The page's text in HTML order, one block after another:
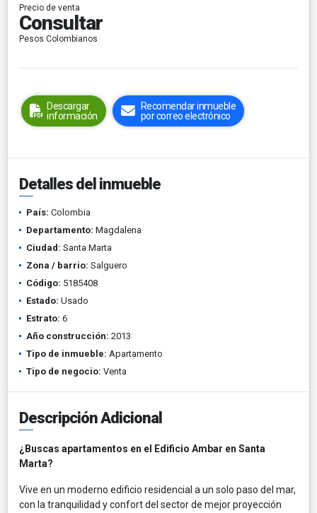
Precio de venta
Consultar
Pesos Colombianos
Descargar
información
Recomendar inmueble
por correo electrónico
Detalles del inmueble
País: Colombia
Departamento: Magdalena
Ciudad: Santa Marta
Zona / barrio: Salguero
Código: 5185408
Estado: Usado
Estrato: 6
Año construcción: 2013
Tipo de inmueble: Apartamento
Tipo de negocio: Venta
Descripción Adicional
¿Buscas apartamentos en el Edificio Ambar en Santa
Marta?
Vive en un moderno edificio residencial a un solo paso del mar,
con la tranquilidad y confort del sector de mejor proyección